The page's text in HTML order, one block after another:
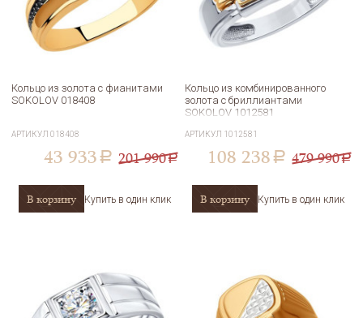
Кольцо из золота с фианитами
SOKOLOV 018408
АРТИКУЛ018408
43 933 a 201 990a
В корзину Купить в один клик
Кольцо из комбинированного
золота с бриллиантами
SOKOLOV 1012581
АРТИКУЛ 1012581
108 238 a 479 990a
В корзину Купить в один клик